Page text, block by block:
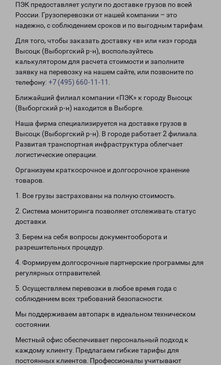
ПЭК предоставляет услуги по доставке грузов по всей
России. Грузоперевозки от нашей компании – это
надежно, с соблюдением сроков и по выгодным тарифам.
Для того, чтобы заказать доставку «в» или «из» города
Высоцк (Выборгский р-н), воспользуйтесь
калькулятором для расчета стоимости и заполните
заявку на перевозку на нашем сайте, или позвоните по
телефону: +7 (495) 660-11-11
Ближайший филиал компании «ПЭК» к городу Высоцк
(Выборгский р-н) находится в Выборге.
Наша фирма специализируется на доставке грузов в
Высоцк (Выборгский р-н). В городе работает 2 филиала.
Развитая транспортная инфраструктура облегчает
логистические операции.
Организуем краткосрочное и долгосрочное хранение
товаров.
1. Все грузы застрахованы на полную стоимость.
2. Система мониторинга позволяет отслеживать статус
доставки.
3. Берем на себя вопросы документооборота и
разрешительных процедур.
4. Формируем долгосрочные партнерские программы для
регулярных отправителей.
5. Осуществляем перевозки в любое время года с
соблюдением всех требований безопасности.
Мы поддерживаем автопарк в идеальном техническом
состоянии.
Местный офис обеспечивает персональный подход к
каждому клиенту. Предлагаем гибкие тарифы для
постоянных клиентов. Профессионалы учитывают